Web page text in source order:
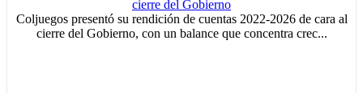
Coljuegos presentó su rendición de cuentas 2022-2026 de cara al
cierre del Gobierno, con un balance que concentra crec...